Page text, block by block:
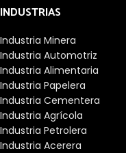
INDUSTRIAS
Industria Minera
Industria Automotriz
Industria Alimentaria
Industria Papelera
Industria Cementera
Industria Agrícola
Industria Petrolera
Industria Acerera